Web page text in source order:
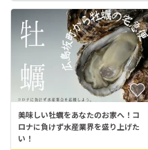
美味しい牡蠣をあなたのお家へ！コ
ロナに負けず水産業界を盛り上げた
い！